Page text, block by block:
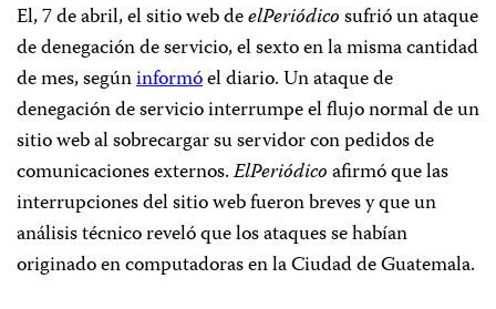
El, 7 de abril, el sitio web deelPeriódicosufrió un ataque
de denegación de servicio, el sexto en la misma cantidad
de mes, segúninformóel diario. Un ataque de
denegación de servicio interrumpe el flujo normal de un
sitio web al sobrecargar su servidor con pedidos de
comunicaciones externos.ElPeriódicoafirmó que las
interrupciones del sitio web fueron breves y que un
análisis técnico reveló que los ataques se habían
originado en computadoras en la Ciudad de Guatemala.